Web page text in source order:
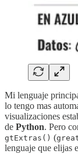
Mi lenguaje
lo tengo mas
visualizaciones
de Python. Pero
gtExtras() (
lenguaje que elijas